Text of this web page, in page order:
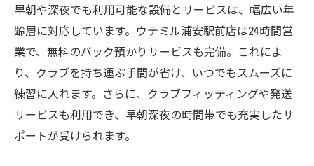
早朝や深夜でも利用可能な設備とサービスは、幅広い年
齢層に対応しています。ウテミル浦安駅前店は24時間営
業で、無料のバック預かりサービスも完備。これによ
り、クラブを持ち運ぶ手間が省け、いつでもスムーズに
練習に入れます。さらに、クラブフィッティングや発送
サービスも利用でき、早朝深夜の時間帯でも充実したサ
ポートが受けられます。